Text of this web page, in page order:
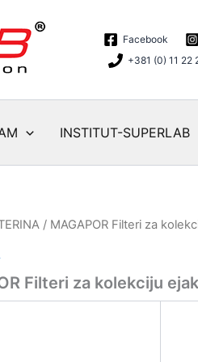
Facebook
+381 (0) 11 22
INSTITUT-SUPERLAB
/ MAGAPOR Filteri za
Filteri za kolekciju